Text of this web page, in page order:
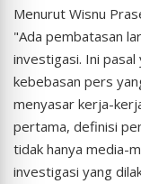
Menurut Wisnu
"Ada pembatasan
investigasi. Ini
kebebasan pers
menyasar kerja-
pertama, definisi
tidak hanya media-
investigasi yang